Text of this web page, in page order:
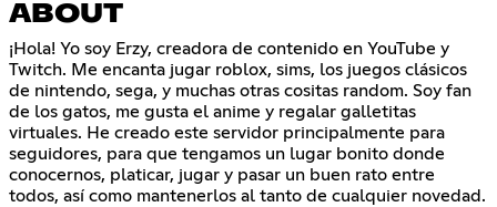
ABOUT
¡Hola! Yo soy Erzy, creadora de contenido en YouTube y
Twitch. Me encanta jugar roblox, sims, los juegos clásicos
de nintendo, sega, y muchas otras cositas random. Soy fan
de los gatos, me gusta el anime y regalar galletitas
virtuales. He creado este servidor principalmente para
seguidores, para que tengamos un lugar bonito donde
conocernos, platicar, jugar y pasar un buen rato entre
todos, así como mantenerlos al tanto de cualquier novedad.